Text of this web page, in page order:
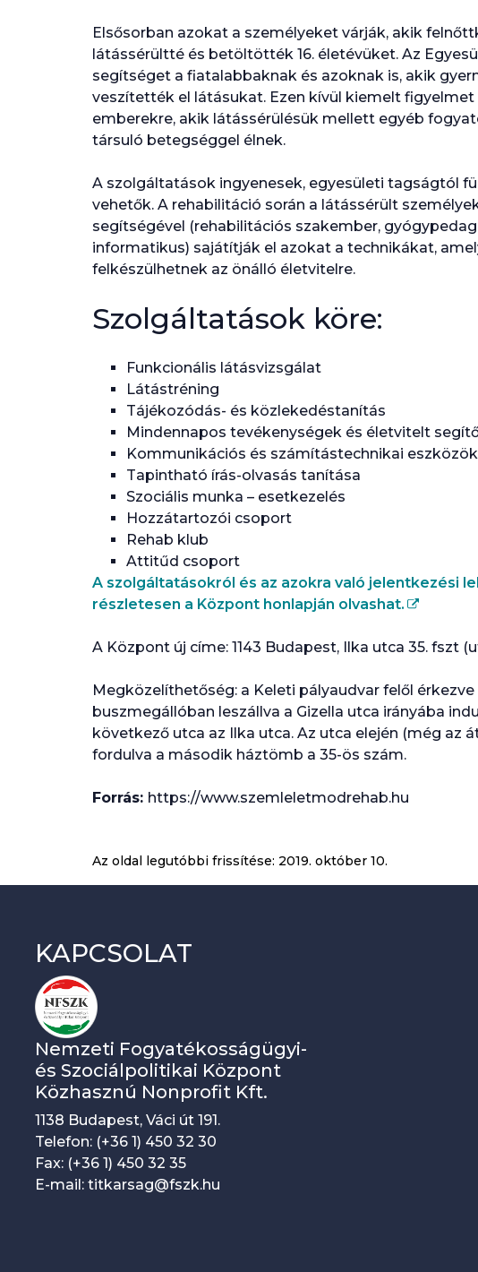
Elsősorban azokat a személyeket várják, akik
látássérültté és betöltötték 16. életévüket. Az
segítséget a fiatalabbaknak és azoknak is, akik
veszítették el látásukat. Ezen kívül kiemelt
emberekre, akik látássérülésük mellett egyéb
társuló betegséggel élnek.
A szolgáltatások ingyenesek, egyesületi tagságtól
vehetők. A rehabilitáció során a látássérült
segítségével (rehabilitációs szakember,
informatikus) sajátítják el azokat a technikákat,
felkészülhetnek az önálló életvitelre.
Szolgáltatások köre:
Funkcionális látásvizsgálat
Látástréning
Tájékozódás- és közlekedéstanítás
Mindennapos tevékenységek és életvitelt
Kommunikációs és számítástechnikai
Tapintható írás-olvasás tanítása
Szociális munka – esetkezelés
Hozzátartozói csoport
Rehab klub
Attitűd csoport
A szolgáltatásokról és az azokra való jelentkezési
részletesen a Központ honlapján olvashat.
A Központ új címe: 1143 Budapest, Ilka utca 35. fszt
Megközelíthetőség: a Keleti pályaudvar felől
buszmegállóban leszállva a Gizella utca irányába
következő utca az Ilka utca. Az utca elején (még az
fordulva a második háztömb a 35-ös szám.
Forrás: https://www.szemleletmodrehab.hu
Az oldal legutóbbi frissítése: 2019. október 10.
KAPCSOLAT
Nemzeti Fogyatékosságügyi-
és Szociálpolitikai Központ
Közhasznú Nonprofit Kft.
1138 Budapest, Váci út 191.
Telefon: (+36 1) 450 32 30
Fax: (+36 1) 450 32 35
E-mail: titkarsag@fszk.hu